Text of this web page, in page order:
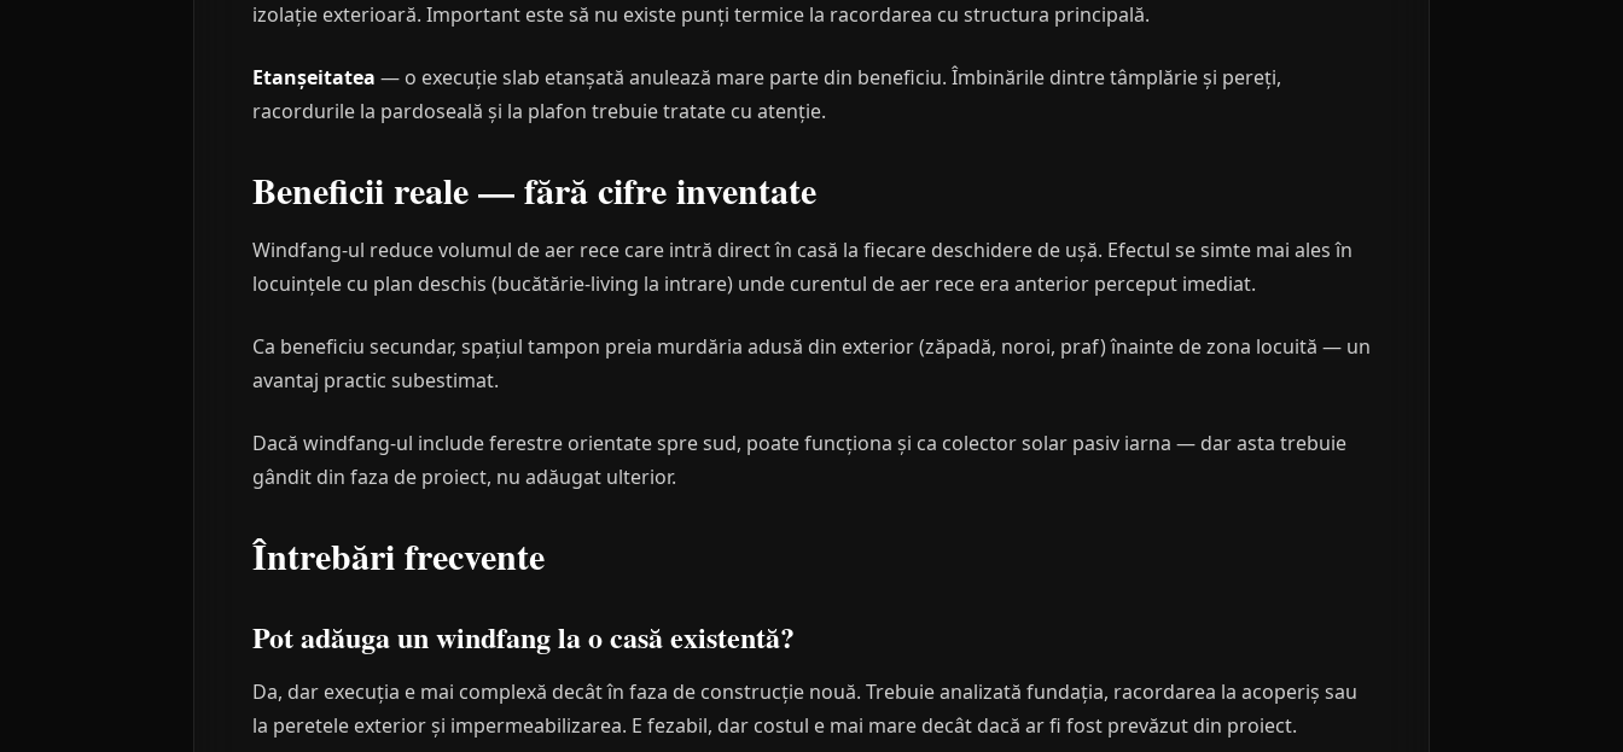
izolație exterioară. Important este să nu existe punți termice la racordarea cu structura principală.
Etanșeitatea — o execuție slab etanșată anulează mare parte din beneficiu. Îmbinările dintre tâmplărie și pereți,
racordurile la pardoseală și la plafon trebuie tratate cu atenție.
Beneficii reale — fără cifre inventate
Windfang-ul reduce volumul de aer rece care intră direct în casă la fiecare deschidere de ușă. Efectul se simte mai ales în
locuințele cu plan deschis (bucătărie-living la intrare) unde curentul de aer rece era anterior perceput imediat.
Ca beneficiu secundar, spațiul tampon preia murdăria adusă din exterior (zăpadă, noroi, praf) înainte de zona locuită — un
avantaj practic subestimat.
Dacă windfang-ul include ferestre orientate spre sud, poate funcționa și ca colector solar pasiv iarna — dar asta trebuie
gândit din faza de proiect, nu adăugat ulterior.
Întrebări frecvente
Pot adăuga un windfang la o casă existentă?
Da, dar execuția e mai complexă decât în faza de construcție nouă. Trebuie analizată fundația, racordarea la acoperiș sau
la peretele exterior și impermeabilizarea. E fezabil, dar costul e mai mare decât dacă ar fi fost prevăzut din proiect.